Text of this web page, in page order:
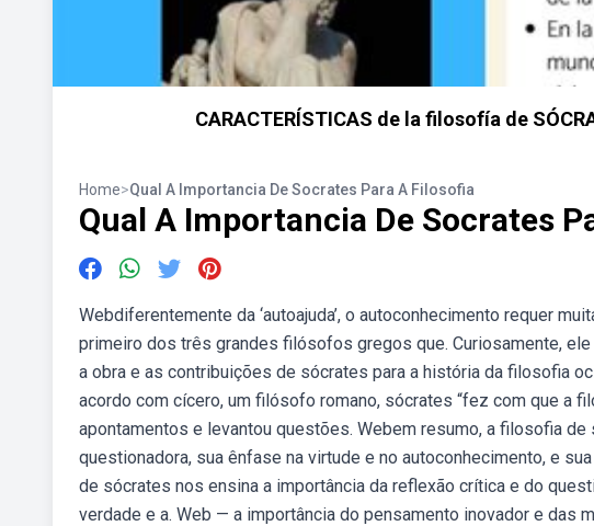
CARACTERÍSTICAS de la filosofía de
Home>Qual A Importancia De Socrates Para A Filosofia
Qual A Importancia De Socrates
Webdiferentemente da ‘autoajuda’, o autoconhecimento requer
primeiro dos três grandes filósofos gregos que. Curiosamente,
a obra e as contribuições de sócrates para a história da filosofia
acordo com cícero, um filósofo romano, sócrates “fez com que a
apontamentos e levantou questões. Webem resumo, a filosofia
questionadora, sua ênfase na virtude e no autoconhecimento, e
de sócrates nos ensina a importância da reflexão crítica e do
verdade e a. Web — a importância do pensamento inovador e